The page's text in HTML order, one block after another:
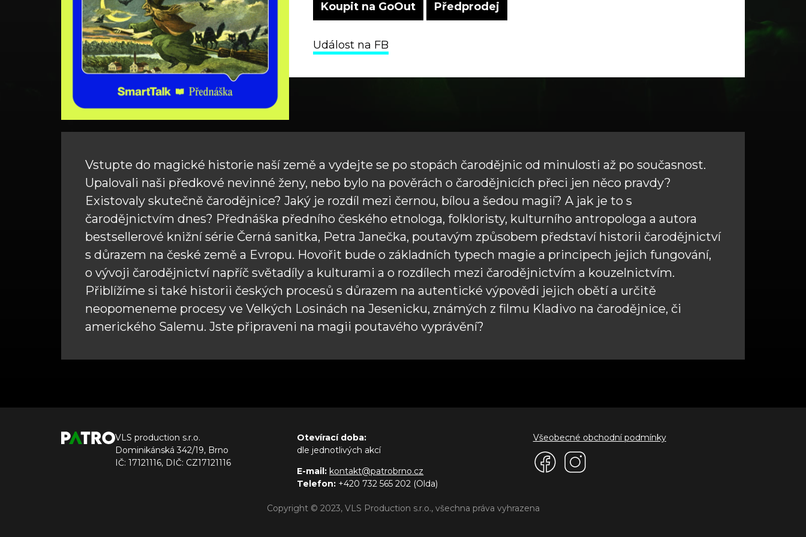
Koupit na GoOut Předprodej
Událost na FB
Vstupte do magické historie naší země a vydejte se po stopách čarodějnic od minulosti až po současnost.
Upalovali naši předkové nevinné ženy, nebo bylo na pověrách o čarodějnicích přeci jen něco pravdy?
Existovaly skutečně čarodějnice? Jaký je rozdíl mezi černou, bílou a šedou magií? A jak je to s
čarodějnictvím dnes? Přednáška předního českého etnologa, folkloristy, kulturního antropologa a autora
bestsellerové knižní série Černá sanitka, Petra Janečka, poutavým způsobem představí historii čarodějnictví
s důrazem na české země a Evropu. Hovořit bude o základních typech magie a principech jejich fungování,
o vývoji čarodějnictví napříč světadíly a kulturami a o rozdílech mezi čarodějnictvím a kouzelnictvím.
Přiblížíme si také historii českých procesů s důrazem na autentické výpovědi jejich obětí a určitě
neopomeneme procesy ve Velkých Losinách na Jesenicku, známých z filmu Kladivo na čarodějnice, či
amerického Salemu. Jste připraveni na magii poutavého vyprávění?
VLS production s.r.o.
Dominikánská 342/19, Brno
IČ: 17121116, DIČ: CZ17121116
Otevírací doba:
dle jednotlivých akcí
E-mail: kontakt@patrobrno.cz
Telefon: +420 732 565 202 (Olda)
Všeobecné obchodní podmínky
Copyright © 2023, VLS Production s.r.o., všechna práva vyhrazena